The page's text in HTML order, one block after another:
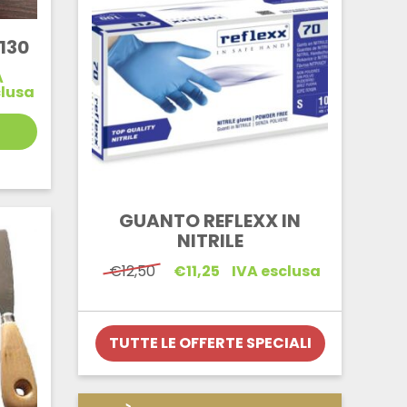
GUANTO REFLEXX IN
NITRILE
€12,50 Il
era:
€12,50.
€11,25
Il
è:
€11,25.
IVA esclusa
TUTTE LE OFFERTE SPECIALI